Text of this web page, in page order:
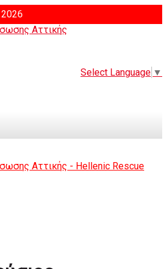
Select Language ▼